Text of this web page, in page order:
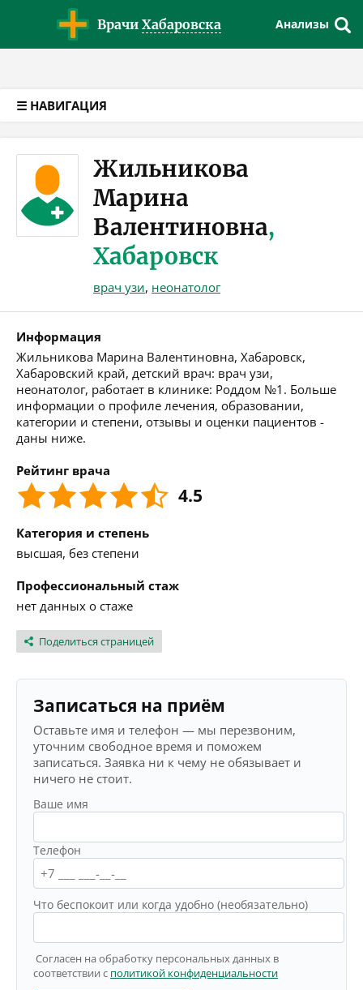
Врачи Хабаровска Анализы
☰ НАВИГАЦИЯ
Жильникова
Марина
Валентиновна,
Хабаровск
врач узи, неонатолог
Информация
Жильникова Марина Валентиновна, Хабаровск,
Хабаровский край, детский врач: врач узи,
неонатолог, работает в клинике: Роддом №1. Больше
информации о профиле лечения, образовании,
категории и степени, отзывы и оценки пациентов -
даны ниже.
Рейтинг врача
4.5
Категория и степень
высшая, без степени
Профессиональный стаж
нет данных о стаже
Поделиться страницей
Записаться на приём
Оставьте имя и телефон — мы перезвоним,
уточним свободное время и поможем
записаться. Заявка ни к чему не обязывает и
ничего не стоит.
Ваше имя
Телефон
Что беспокоит или когда удобно (необязательно)
Согласен на обработку персональных данных в
соответствии с политикой конфиденциальности